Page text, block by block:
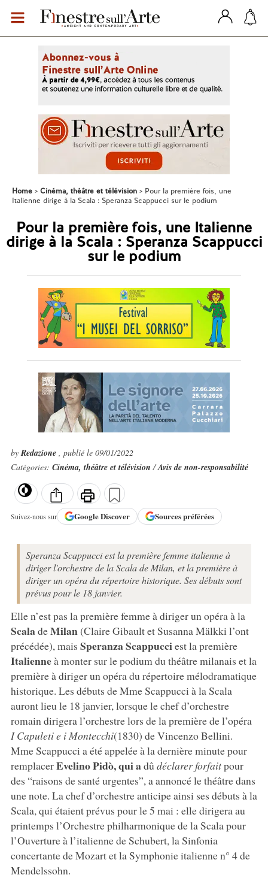
Home Cinéma, théâtre et télévision
Pour la première fois, une
Italienne dirige à la Scala : Speranza Scappucci sur le podium
Pour la première fois, une Italienne
dirige à la Scala : Speranza Scappucci
sur le podium
byRedazione , publié le 09/01/2022
Catégories: Cinéma, théâtre et télévision/Avis de non-responsabilité
Suivez-nous sur GoogleDiscover Sources préférées
Speranza Scappucci est la première femme italienne à
diriger l'orchestre de la Scala de Milan, et la première à
diriger un opéra du répertoire historique. Ses débuts sont
prévus pour le 18 janvier.
Elle n’est pas la première femme à diriger un opéra à la
ScaladeMilan(Claire Gibault et Susanna Mälkki l’ont
précédée), mais Speranza Scappucciest la première
Italienneà monter sur le podium du théâtre milanais et la
première à diriger un opéra du répertoire mélodramatique
historique. Les débuts de Mme Scappucci à la Scala
auront lieu le 18 janvier, lorsque le chef d’orchestre
romain dirigera l’orchestre lors de la première de l’opéra
I Capuleti e i Montecchi(1830) de Vincenzo Bellini.
Mme Scappucci a été appelée à la dernière minute pour
remplacerEvelino Pidò, qui adû déclarer forfaitpour
des “raisons de santé urgentes”, a annoncé le théâtre dans
une note. La chef d’orchestre anticipe ainsi ses débuts à la
Scala, qui étaient prévus pour le 5 mai : elle dirigera au
printemps l’Orchestre philharmonique de la Scala pour
l’Ouverture à l’italienne de Schubert, la Sinfonia
concertante de Mozart et la Symphonie italienne n° 4 de
Mendelssohn.